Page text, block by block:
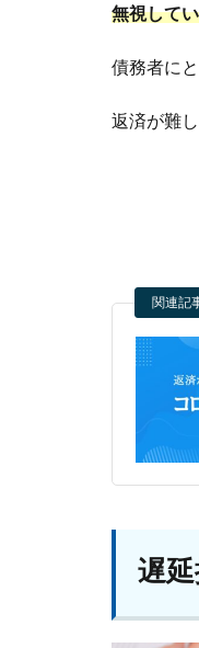
無視して
債務者に
返済が難
関連記
遅